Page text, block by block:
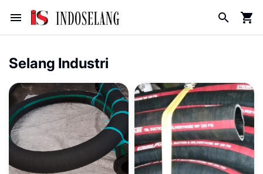
Selang Industri